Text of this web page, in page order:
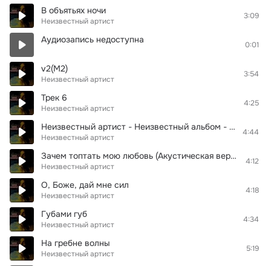
В объятьях ночи
Неизвестный артист
3:09
Аудиозапись недоступна 0:01
v2(M2)
Неизвестный артист
3:54
Трек 6
Неизвестный артист
4:25
Неизвестный артист - Неизвестный альбом - 11. Трек 11
Неизвестный артист
4:44
Зачем топтать мою любовь (Акустическая версия)
Неизвестный артист
4:12
О, Боже, дай мне сил
Неизвестный артист
4:18
Губами губ
Неизвестный артист
4:34
На гребне волны
Неизвестный артист
5:19